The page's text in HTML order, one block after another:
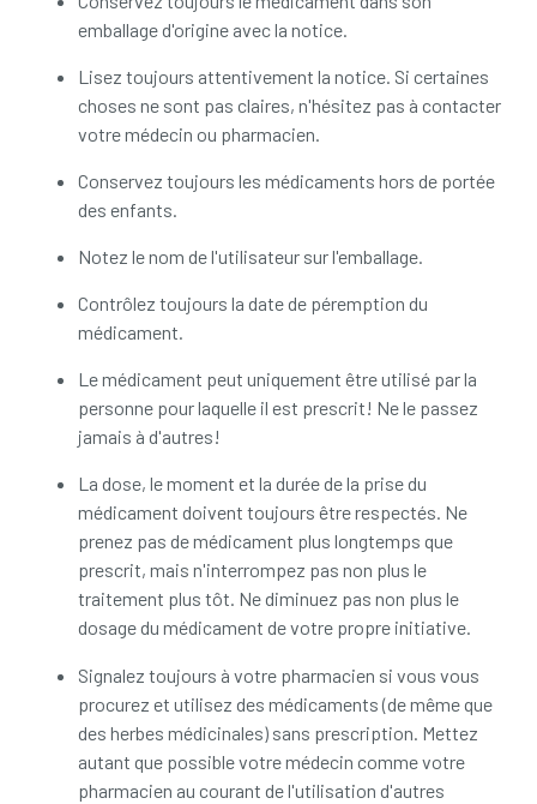
emballage d'origine avec la notice.
Lisez toujours attentivement la notice. Si certaines
choses ne sont pas claires, n'hésitez pas à contacter
votre médecin ou pharmacien.
Conservez toujours les médicaments hors de portée
des enfants.
Notez le nom de l'utilisateur sur l'emballage.
Contrôlez toujours la date de péremption du
médicament.
Le médicament peut uniquement être utilisé par la
personne pour laquelle il est prescrit! Ne le passez
jamais à d'autres!
La dose, le moment et la durée de la prise du
médicament doivent toujours être respectés. Ne
prenez pas de médicament plus longtemps que
prescrit, mais n'interrompez pas non plus le
traitement plus tôt. Ne diminuez pas non plus le
dosage du médicament de votre propre initiative.
Signalez toujours à votre pharmacien si vous vous
procurez et utilisez des médicaments (de même que
des herbes médicinales) sans prescription. Mettez
autant que possible votre médecin comme votre
pharmacien au courant de l'utilisation d'autres